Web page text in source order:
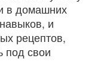
в домашних
и
рецептов,
под свои